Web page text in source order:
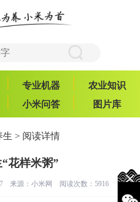
专业机器
农业知识
小米问答 图片库
生 > 阅读详情
花样米粥”
来源： 小米网 阅读次数：5916